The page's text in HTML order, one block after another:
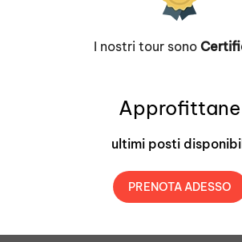
I nostri tour sono
Approfittane
ultimi posti
PRENOTA ADESSO